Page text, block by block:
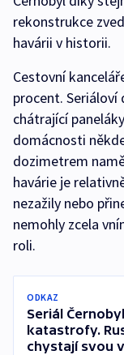
rekonstrukce
havárii v historii.
Cestovní
procent.
chátrající
domácnosti
dozimetrem
havárie je
nezažily nebo
nemohly zcela
roli.
ODKAZ
Seriál
katastrofy.
chystají svou